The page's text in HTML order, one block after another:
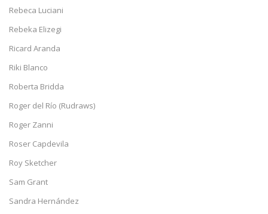
Rebeca Luciani
Rebeka Elizegi
Ricard Aranda
Riki Blanco
Roberta Bridda
Roger del Río (Rudraws)
Roger Zanni
Roser Capdevila
Roy Sketcher
Sam Grant
Sandra Hernández